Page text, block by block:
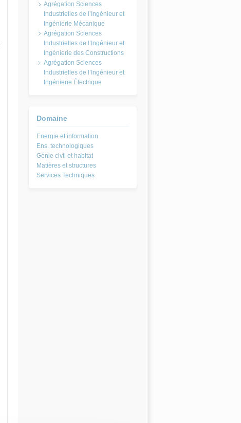
Agrégation Sciences
Industrielles de l’Ingénieur et
Ingénierie Mécanique
Agrégation Sciences
Industrielles de l’Ingénieur et
Ingénierie des Constructions
Agrégation Sciences
Industrielles de l’Ingénieur et
Ingénierie Électrique
Domaine